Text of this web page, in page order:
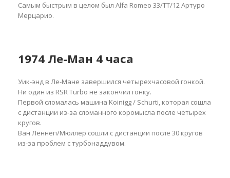
Самым быстрым в целом был Alfa Romeo 33/TT/12 Артуро
Мерцарио.
1974 Ле-Ман 4 часа
Уик-энд в Ле-Мане завершился четырехчасовой гонкой.
Ни один из RSR Turbo не закончил гонку.
Первой сломалась машина Koinigg / Schurti, которая сошла
с дистанции из-за сломанного коромысла после четырех
кругов.
Ван Леннеп/Мюллер сошли с дистанции после 30 кругов
из-за проблем с турбонаддувом.